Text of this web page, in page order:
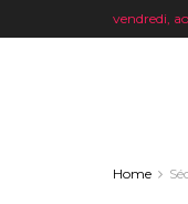
vendredi,
Home